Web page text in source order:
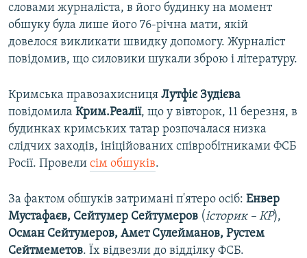
словами журналіста, в його будинку на момент
обшуку була лише його 76-річна мати, якій
довелося викликати швидку допомогу. Журналіст
повідомив, що силовики шукали зброю і літературу.
Кримська правозахисниця Лутфіє Зудієва
повідомила Крим.Реалії, що у вівторок, 11 березня, в
будинках кримських татар розпочалася низка
слідчих заходів, ініційованих співробітниками ФСБ
Росії. Провели сім обшуків.
За фактом обшуків затримані п'ятеро осіб: Енвер
Мустафаєв, Сейтумер Сейтумеров (історик – КР),
Осман Сейтумеров, Амет Сулейманов, Рустем
Сейтмеметов. Їх відвезли до відділку ФСБ.